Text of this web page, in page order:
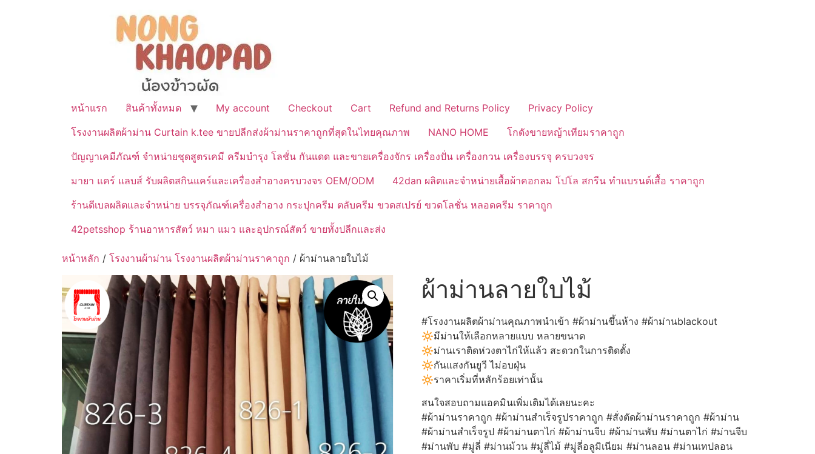
หน้าแรก สินค้าทั้งหมด My account Checkout Cart Refund and Returns Policy
Privacy Policy
โรงงานผลิตผ้าม่าน Curtain k.tee ขายปลีกส่งผ้าม่านราคาถูกที่สุดในไทยคุณภาพ
NANO HOME
โกดังขายหญ้าเทียมราคาถูก
ปัญญาเคมีภัณฑ์ จำหน่ายชุดสูตรเคมี ครีมบำรุง โลชั่น กันแดด และขายเครื่องจักร เครื่องปั่น เครื่องกวน เครื่องบรรจุ ครบวงจร
มายา แคร์ แลบส์ รับผลิตสกินแคร์และเครื่องสำอางครบวงจร OEM/ODM
42dan ผลิตและจำหน่ายเสื้อผ้าคอกลม โปโล สกรีน ทำแบรนด์เสื้อ ราคาถูก
ร้านดีเบลผลิตและจำหน่าย บรรจุภัณฑ์เครื่องสำอาง กระปุกครีม ตลับครีม ขวดสเปรย์ ขวดโลชั่น หลอดครีม ราคาถูก
42petsshop ร้านอาหารสัตว์ หมา แมว และอุปกรณ์สัตว์ ขายทั้งปลีกและส่ง
หน้าหลัก / โรงงานผ้าม่าน โรงงานผลิตผ้าม่านราคาถูก / ผ้าม่านลายใบไม้
ผ้าม่านลายใบไม้
#โรงงานผลิตผ้าม่านคุณภาพนำเข้า #ผ้าม่านขึ้นห้าง #ผ้าม่านblackout
🔆มีม่านให้เลือกหลายแบบ หลายขนาด
🔆ม่านเราติดห่วงตาไก่ให้แล้ว สะดวกในการติดตั้ง
🔆กันแสงกันยูวี ไม่อบฝุ่น
🔆ราคาเริ่มที่หลักร้อยเท่านั้น
สนใจสอบถามแอคมินเพิ่มเติมได้เลยนะคะ
#ผ้าม่านราคาถูก #ผ้าม่านสำเร็จรูปราคาถูก #สั่งตัดผ้าม่านราคาถูก #ผ้าม่าน
#ผ้าม่านสำเร็จรูป #ผ้าม่านตาไก่ #ผ้าม่านจีบ #ผ้าม่านพับ #ม่านตาไก่ #ม่านจีบ
#ม่านพับ #มู่ลี่ #ม่านม้วน #มู่ลี่ไม้ #มู่ลี่อลูมิเนียม #ม่านลอน #ม่านเทปลอน